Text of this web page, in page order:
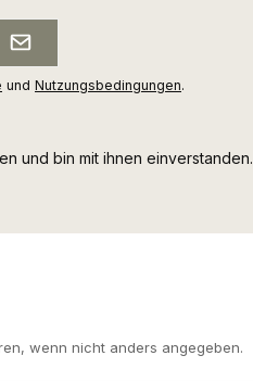
und Nutzungsbedingungen.
und bin mit ihnen einverstanden.
wenn nicht anders angegeben.